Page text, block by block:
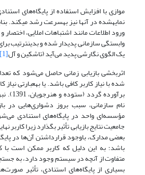
موازی با افزایش استفاده از پایگاه‌های
نمایه‫شده در
ورود اطلاعات مانند اشتباهات املایی،
وابستگی سازمانی
یک الگوی نگارشی پدید می‌آید (تاشکین و آل[1]
اثربخشی بازیابی زمانی حاصل می‌شود که
شده با نیاز کاربر کافی
نام سازمانی، سبب بروز دشواری‌هایی در
مؤسسه‌ای واحد در پایگاه‌های استنادی
جامعیت نتایج بازیابی تأثیر بگذارد زیرا کاربر
بعضی مدارک، باوجود قرارداشتن آن‌ها در
باشد؛ به این دلیل که کاربر ممکن است با
متفاوت از آنچه در سیستم وجود دارد، به
بسیاری از پایگاه‌های استنادی، تأثیر